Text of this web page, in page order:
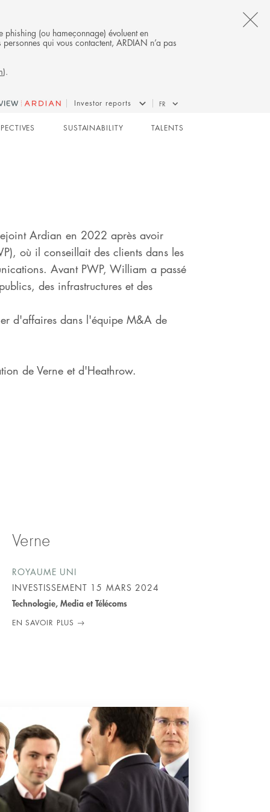
phishing (ou hameçonnage) évoluent en
qui vous contactent, ARDIAN n’a pas
).
Investor reports FR
SUSTAINABILITY TALENTS
INFRASTRUCTURE
Ardian en 2022 après avoir
où il conseillait des clients dans les
Avant PWP, William a passé
des infrastructures et des
d'affaires dans l'équipe M&A de
de Verne et d'Heathrow.
Verne
ROYAUME UNI
INVESTISSEMENT 15 MARS 2024
Technologie, Media et Télécoms
EN SAVOIR PLUS